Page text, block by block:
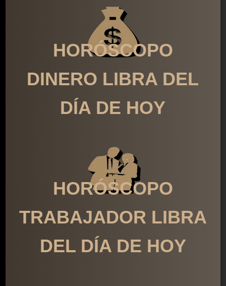
HORÓSCOPO
DINERO LIBRA DEL
DÍA DE HOY
HORÓSCOPO
TRABAJADOR LIBRA
DEL DÍA DE HOY